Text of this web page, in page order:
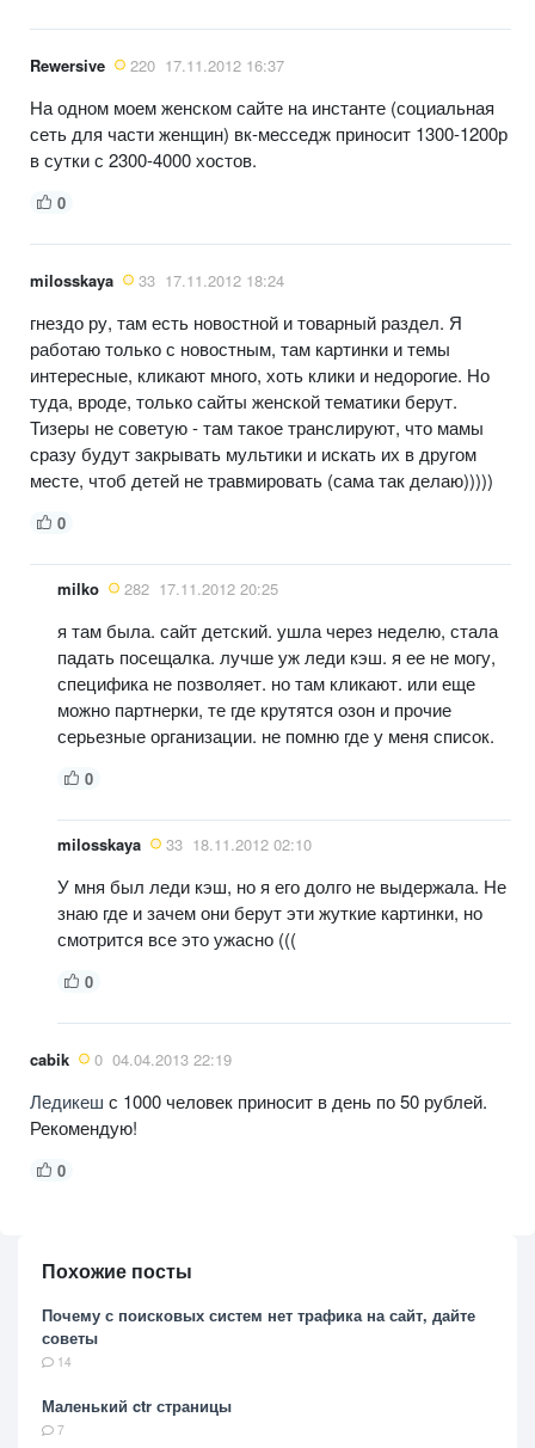
Rewersive 220 17.11.2012 16:37
На одном моем женском сайте на инстанте (социальная
сеть для части женщин) вк-месседж приносит 1300-1200р
в сутки с 2300-4000 хостов.
0
milosskaya 33 17.11.2012 18:24
гнездо ру, там есть новостной и товарный раздел. Я
работаю только с новостным, там картинки и темы
интересные, кликают много, хоть клики и недорогие. Но
туда, вроде, только сайты женской тематики берут.
Тизеры не советую - там такое транслируют, что мамы
сразу будут закрывать мультики и искать их в другом
месте, чтоб детей не травмировать (сама так делаю)))))
0
milko 282 17.11.2012 20:25
я там была. сайт детский. ушла через неделю, стала
падать посещалка. лучше уж леди кэш. я ее не могу,
специфика не позволяет. но там кликают. или еще
можно партнерки, те где крутятся озон и прочие
серьезные организации. не помню где у меня список.
0
milosskaya 33 18.11.2012 02:10
У мня был леди кэш, но я его долго не выдержала. Не
знаю где и зачем они берут эти жуткие картинки, но
смотрится все это ужасно (((
0
cabik 0 04.04.2013 22:19
Ледикеш с 1000 человек приносит в день по 50 рублей.
Рекомендую!
0
Похожие посты
Почему с поисковых систем нет трафика на сайт, дайте
советы
14
Маленький ctr страницы
7